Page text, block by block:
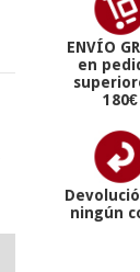
ENVÍO
en
180€
ningún